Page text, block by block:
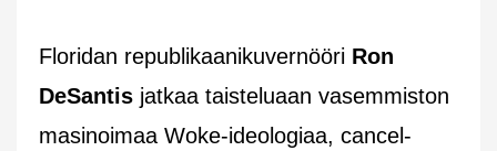
Floridan republikaanikuvernööri Ron
DeSantis jatkaa taisteluaan vasemmiston
masinoimaa Woke-ideologiaa, cancel-